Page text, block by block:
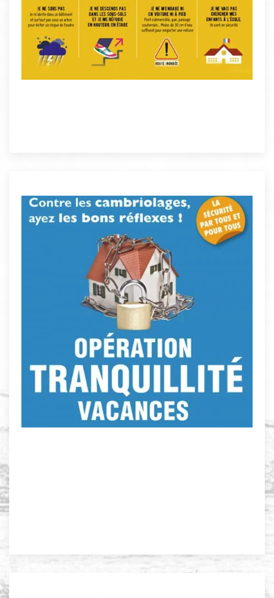
Je m'informe
Je ne prends pas ma voiture et je diffère
mes déplacements
Je me soucie des personnes proches
perte de vos clés, ou si vous venez de vous
installer dans un nouvel appartement
N'inscrivez pas votre nom et votre adresse
sur le trousseau de clés
Evitez de laisser vos clés sous le paillasson
ou dans la boîte aux lettres
Ne gardez pas chez vous d'importantes
sommes d'argent
Répertoriez vos objets de valeur, et notez
les n° de série ; faites de même pour vos
carnets de chèques, vos cartes de crédits,
PLUS D'INFOS